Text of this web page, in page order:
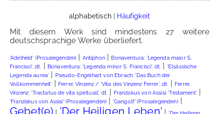
alphabetisch| Häufigkeit
Mit diesem Werk sind mindestens 27 weitere
deutschsprachige Werke überliefert.
'Adelheid' (Prosalegenden) | Antiphon| Bonaventura: 'Legenda maior S.
Francisci', dt. | Bonaventura: 'Legenda minor S. Francisci', dt. | 'Elsässische
Legenda aurea' | Pseudo-Engelhart von Ebrach: 'Das Buch der
Vollkommenheit' | Ferrer, Vinzenz / 'Vita des Vinzenz Ferrer', dt. | Ferrer,
Vinzenz: 'Tractatus de vita spirituali', dt. | Franziskus von Assisi: 'Testament'|
'Franziskus von Assisi' (Prosalegenden) | 'Gangolf' (Prosalegenden)|
Gebet(e) 'Der Heiligen Leben'